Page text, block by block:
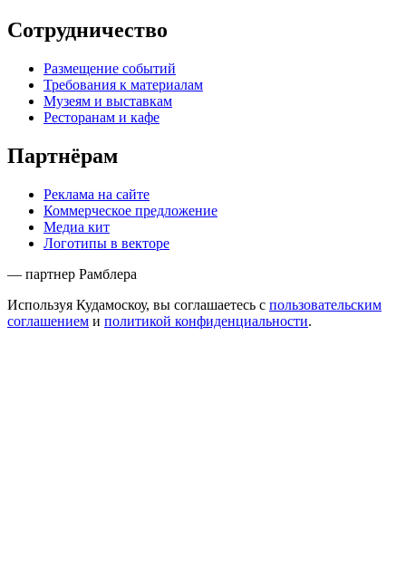
Сотрудничество
Размещение событий
Требования к материалам
Музеям и выставкам
Ресторанам и кафе
Партнёрам
Реклама на сайте
Коммерческое предложение
Медиа кит
Логотипы в векторе
— партнер Рамблера
Используя Кудамоскоу, вы соглашаетесь с пользовательским
соглашением и политикой конфиденциальности.